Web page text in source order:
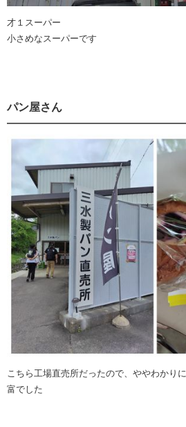
才１スーパー
小さめなスーパーです
パン屋さん
こちら工場直売所だったので、ややわかり
富でした